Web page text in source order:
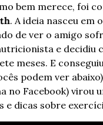
bem merece, foi
. A ideia nasceu em
de ver o amigo
e
meses. E
podem ver
no Facebook) virou
dicas sobre